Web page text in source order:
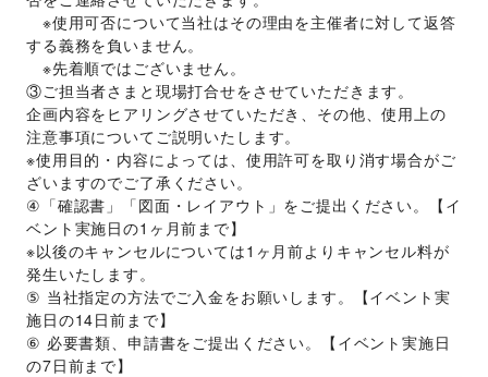
※使用可否について当社はその理由を主催者に対して返答
する義務を負いません。
※先着順ではございません。
③ご担当者さまと現場打合せをさせていただきます。
企画内容をヒアリングさせていただき、その他、使用上の
注意事項についてご説明いたします。
※使用目的・内容によっては、使用許可を取り消す場合がご
ざいますのでご了承ください。
④「確認書」「図面・レイアウト」をご提出ください。【イ
ベント実施日の1ヶ月前まで】
※以後のキャンセルについては1ヶ月前よりキャンセル料が
発生いたします。
⑤ 当社指定の方法でご入金をお願いします。【イベント実
施日の14日前まで】
⑥ 必要書類、申請書をご提出ください。【イベント実施日
の7日前まで】